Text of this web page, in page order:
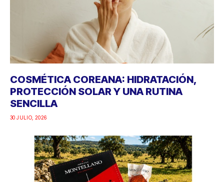
COSMÉTICA COREANA: HIDRATACIÓN,
PROTECCIÓN SOLAR Y UNA RUTINA
SENCILLA
30 JULIO, 2026